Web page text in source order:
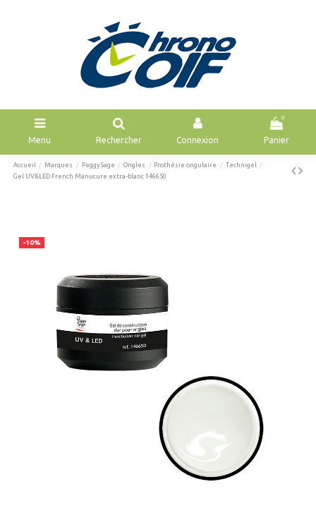
Menu Rechercher Connexion
0
Panier
Accueil Marques Peggy Sage Ongles Prothésie ongulaire
Technigel
Gel UV&LED French Manucure extra-blanc 146650
-10%